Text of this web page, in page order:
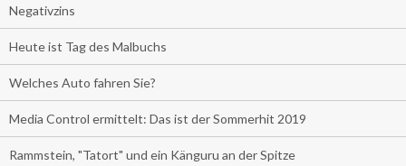
Negativzins
Heute ist Tag des Malbuchs
Welches Auto fahren Sie?
Media Control ermittelt: Das ist der Sommerhit 2019
Rammstein, "Tatort" und ein Känguru an der Spitze